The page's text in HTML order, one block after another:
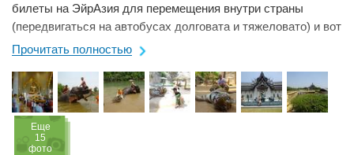
билеты на ЭйрАзия для перемещения внутри страны
(передвигаться на автобусах долговата и тяжеловато) и вот
наступило время ...
Прочитать полностью
Eще
15
фото